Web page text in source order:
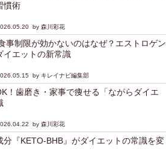
慣術
by 森川彩花
事制限が効かないのはなぜ？エストロゲン
イエットの新常識
by キレイナビ編集部
！歯磨き・家事で痩せる「ながらダイエ
by 森川彩花
分『KETO-BHB』がダイエットの常識を変